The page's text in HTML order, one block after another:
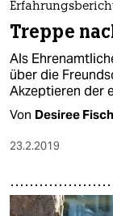
Treppe
Als
über die
Akzeptieren der
Von Desiree
23.2.2019